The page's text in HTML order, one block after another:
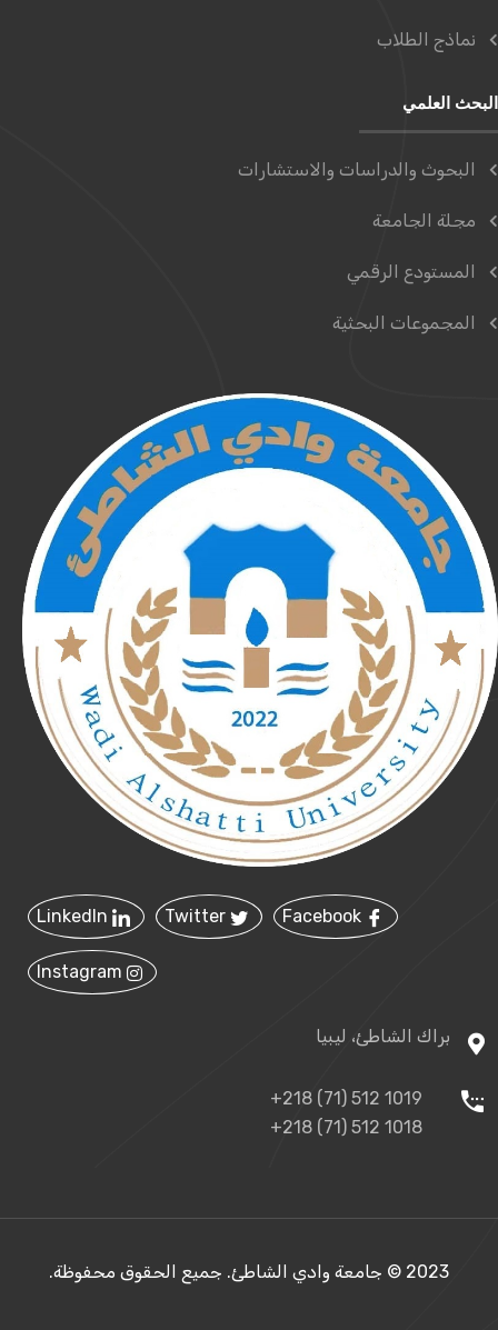
نماذج الطلاب
البحث العلمي
البحوث والدراسات والاستشارات
مجلة الجامعة
المستودع الرقمي
المجموعات البحثية
براك الشاطئ، ليبيا
+218 (71) 512 1019
+218 (71) 512 1018
2023 © جامعة وادي الشاطئ. جميع الحقوق محفوظة.